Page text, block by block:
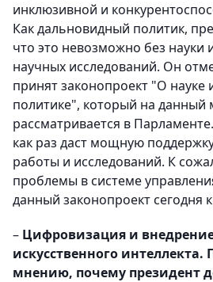
инклюзивной и
Как дальновидный политик,
что это невозможно без науки
научных исследований. Он
принят законопроект "О науке
политике", который на данный
рассматривается в
как раз даст мощную
работы и исследований. К
проблемы в системе
данный законопроект сегодня
– Цифровизация и
искусственного
мнению, почему президент